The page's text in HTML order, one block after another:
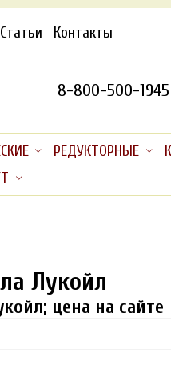
Статьи Контакты
8-800-500-1945
РЕДУКТОРНЫЕ
Лукойл
цена на сайте